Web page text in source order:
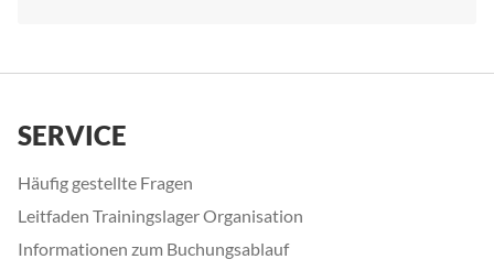
SERVICE
Häufig gestellte Fragen
Leitfaden Trainingslager Organisation
Informationen zum Buchungsablauf